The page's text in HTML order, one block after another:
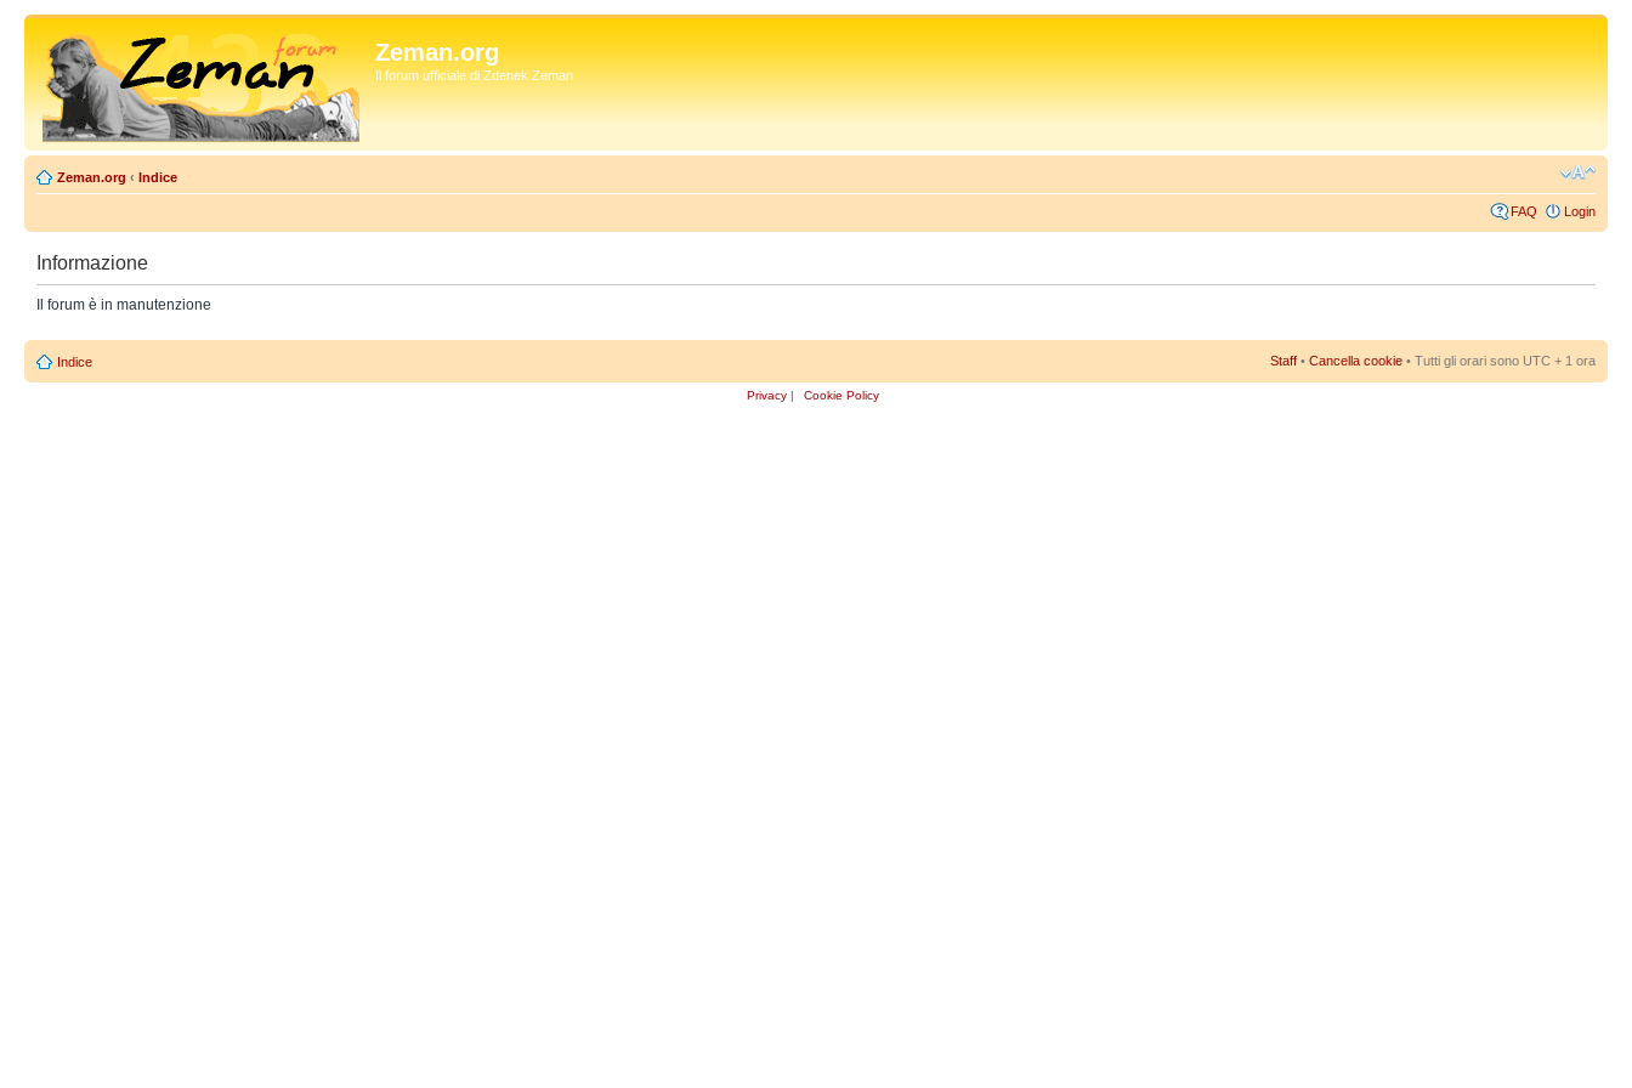
Zeman.org
Il forum ufficiale di Zdenek Zeman
Zeman.org ‹ Indice
FAQ Login
Informazione
Il forum è in manutenzione
Indice Staff • Cancella cookie • Tutti gli orari sono UTC + 1 ora
Privacy | Cookie Policy